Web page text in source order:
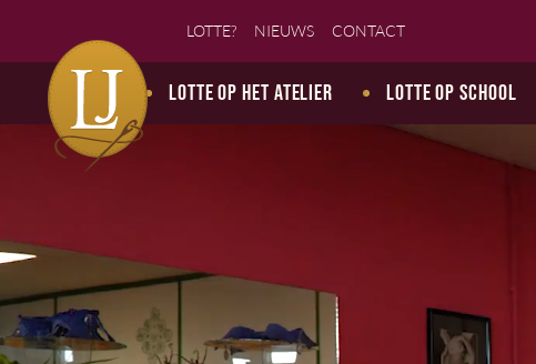
LOTTE? NIEUWS CONTACT
Atelier Lotte Jansen
Lotte op het atelier Lotte op school